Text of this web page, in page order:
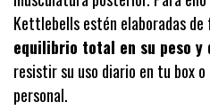
Kettlebells estén elaboradas
equilibrio total en su peso y
resistir su uso diario en tu box
personal.